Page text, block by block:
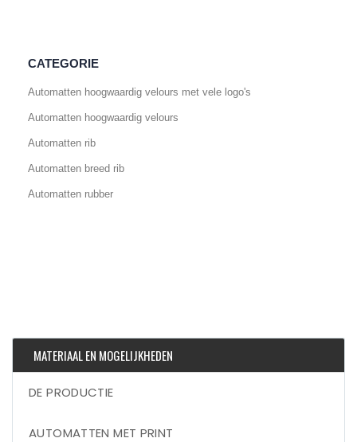
CATEGORIE
Automatten hoogwaardig velours met vele logo's
Automatten hoogwaardig velours
Automatten rib
Automatten breed rib
Automatten rubber
MATERIAAL EN MOGELIJKHEDEN
DE PRODUCTIE
AUTOMATTEN MET PRINT